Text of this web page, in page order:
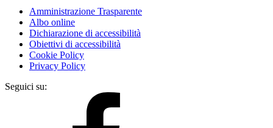
Amministrazione Trasparente
Albo online
Dichiarazione di accessibilità
Obiettivi di accessibilità
Cookie Policy
Privacy Policy
Seguici su: